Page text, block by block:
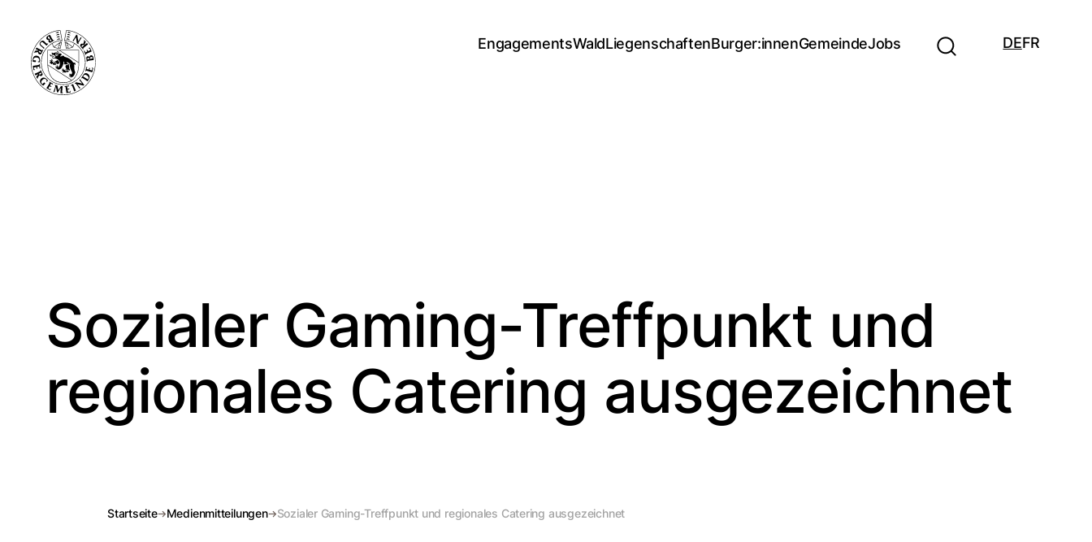
EngagementsWaldLiegenschaftenBurger:innenGemeindeJobs DEFR
Sozialer Gaming-Treffpunkt und
regionales Catering ausgezeichnet
Startseite Medienmitteilungen Sozialer Gaming-Treffpunkt und regionales Catering ausgezeichnet